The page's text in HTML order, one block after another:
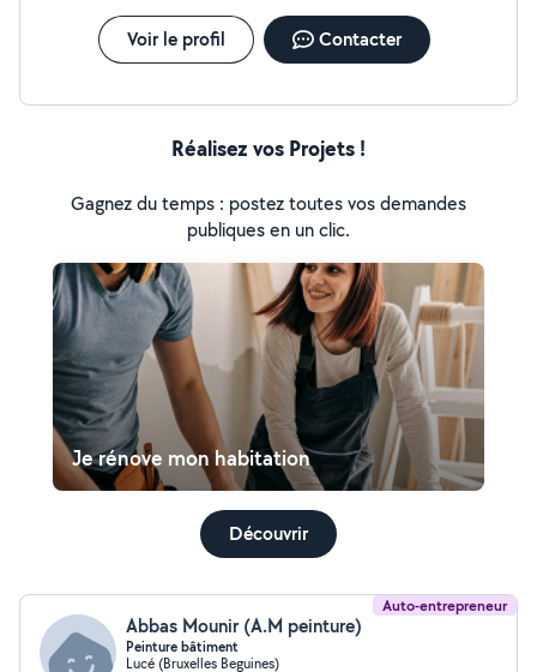
Voir le profil Contacter
Réalisez vos Projets !
Gagnez du temps : postez toutes vos demandes
publiques en un clic.
Je rénove mon habitation
Découvrir
Auto-entrepreneur
Abbas Mounir (A.M peinture)
Peinture bâtiment
Lucé (Bruxelles Beguines)